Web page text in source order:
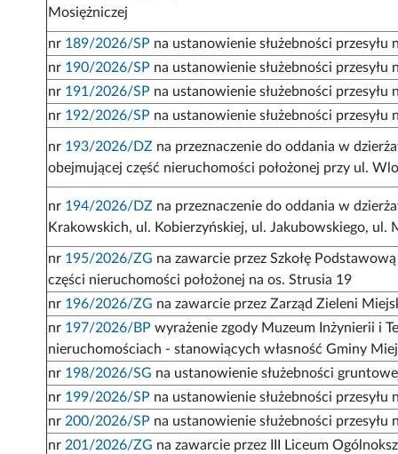
Mosiężniczej
nr 189/2026/SP na ustanowienie służebności przesyłu
nr 190/2026/SP na ustanowienie służebności
nr 191/2026/SP na ustanowienie służebności
nr 192/2026/SP na ustanowienie służebności
nr 193/2026/DZ na przeznaczenie do oddania w
obejmującej część nieruchomości położonej przy ul.
nr 194/2026/DZ na przeznaczenie do oddania w
Krakowskich, ul. Kobierzyńskiej, ul. Jakubowskiego, ul.
nr 195/2026/ZG na zawarcie przez Szkołę
części nieruchomości położonej na os. Strusia 19
nr 196/2026/ZG na zawarcie przez Zarząd Zieleni
nr 197/2026/BP wyrażenie zgody Muzeum Inżynierii i
nieruchomościach - stanowiących własność Gminy
nr 198/2026/SG na ustanowienie służebności
nr 199/2026/SP na ustanowienie służebności
nr 200/2026/SP na ustanowienie służebności
nr 201/2026/ZG na zawarcie przez III Liceum